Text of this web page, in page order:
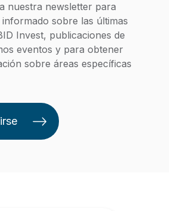
(BID), nuestro
es con el crecimiento
y la inclusión social,
centrales de nuestra
como parte del Grupo
es que nosotros
privado.
nuestra newsletter para
sobre las últimas
Invest, publicaciones de
eventos y para obtener
sobre áreas específicas